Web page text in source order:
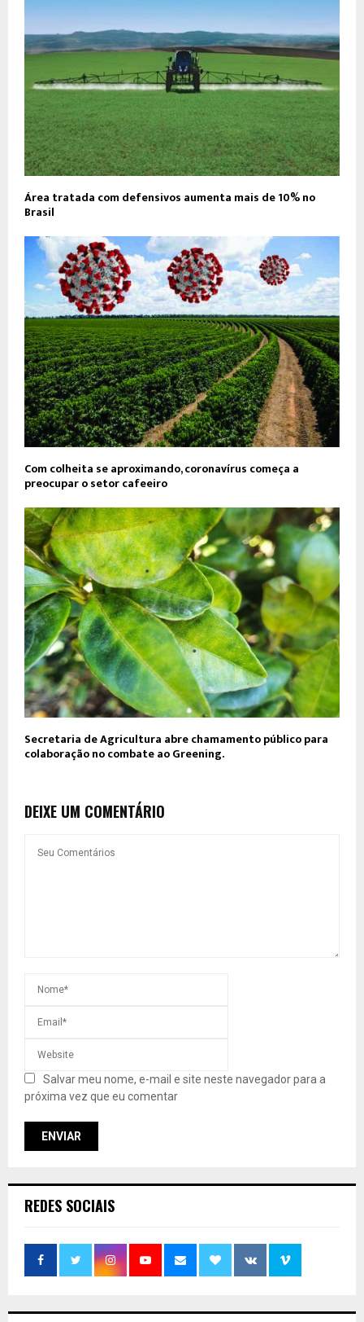
Área tratada com defensivos aumenta mais de 10% no
Brasil
Com colheita se aproximando, coronavírus começa a
preocupar o setor cafeeiro
Secretaria de Agricultura abre chamamento público para
colaboração no combate ao Greening.
DEIXE UM COMENTÁRIO
Salvar meu nome, e-mail e site neste navegador para a
próxima vez que eu comentar
REDES SOCIAIS